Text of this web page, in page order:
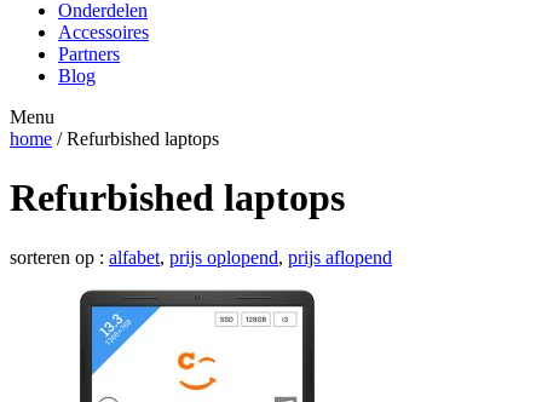
Onderdelen
Accessoires
Partners
Blog
Menu
home / Refurbished laptops
Refurbished laptops
sorteren op : alfabet, prijs oplopend, prijs aflopend